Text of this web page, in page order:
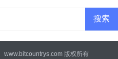
www.bitcountrys.com 版权所有